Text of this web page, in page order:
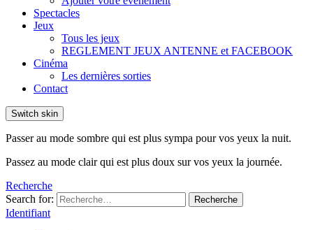
Spectacles
Jeux
Tous les jeux
REGLEMENT JEUX ANTENNE et FACEBOOK
Cinéma
Les dernières sorties
Contact
Switch skin
Passer au mode sombre qui est plus sympa pour vos yeux la nuit.
Passez au mode clair qui est plus doux sur vos yeux la journée.
Recherche
Search for:
Recherche
Identifiant